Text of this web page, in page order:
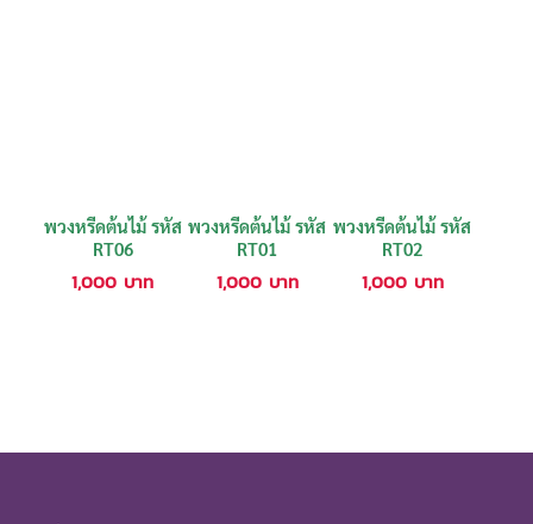
พวงหรีดต้นไม้ รหัส
RT06
1,000 บาท
พวงหรีดต้นไม้ รหัส
RT01
1,000 บาท
พวงหรีดต้นไม้ รหัส
RT02
1,000 บาท